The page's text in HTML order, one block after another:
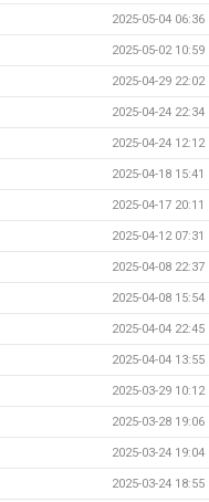
2025-05-04 06:36
2025-05-02 10:59
2025-04-29 22:02
2025-04-24 22:34
2025-04-24 12:12
2025-04-18 15:41
2025-04-17 20:11
2025-04-12 07:31
2025-04-08 22:37
2025-04-08 15:54
2025-04-04 22:45
2025-04-04 13:55
2025-03-29 10:12
2025-03-28 19:06
2025-03-24 19:04
2025-03-24 18:55